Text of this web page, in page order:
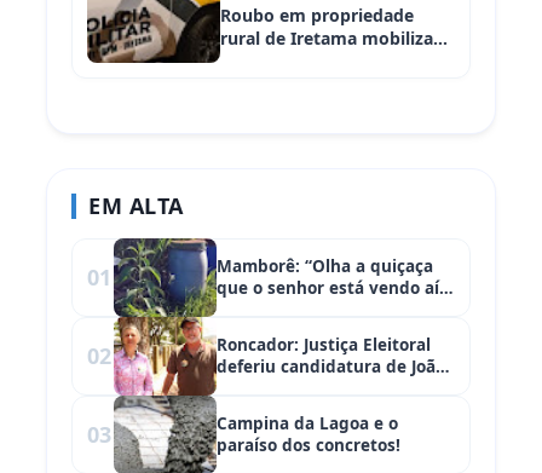
Roubo em propriedade
rural de Iretama mobiliza
EM ALTA
01
Mamborê: “Olha a quiçaça
que o senhor está vendo aí.
02
Roncador: Justiça Eleitoral
deferiu candidatura de João
03
Campina da Lagoa e o
paraíso dos concretos!